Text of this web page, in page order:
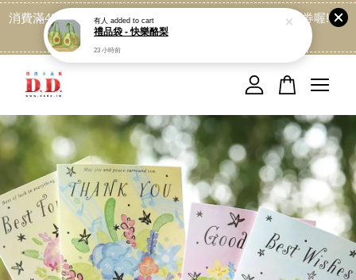
消費滿499免運喔, 記得加LINE:@dede168 領取專屬折扣券喔!
點我
您的購物車目前還是空的。
繼續購物